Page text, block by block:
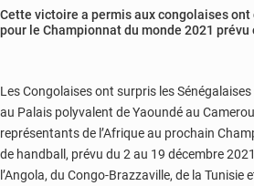
Cette victoire a permis aux congolaises
pour le Championnat du monde 2021 prévu
Les Congolaises ont surpris les
au Palais polyvalent de Yaoundé au
représentants de l’Afrique au prochain
de handball, prévu du 2 au 19 décembre
l’Angola, du Congo-Brazzaville, de la Tunisie